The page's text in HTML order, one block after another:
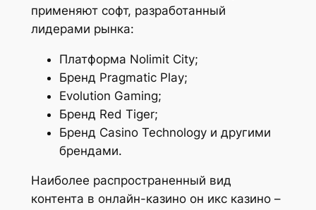
применяют софт, разработанный
лидерами рынка:
Платформа Nolimit City;
Бренд Pragmatic Play;
Evolution Gaming;
Бренд Red Tiger;
Бренд Casino Technology и другими
брендами.
Наиболее распространенный вид
контента в онлайн-казино он икс казино –